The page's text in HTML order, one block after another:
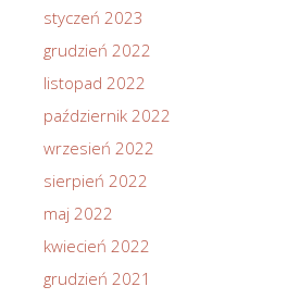
styczeń 2023
grudzień 2022
listopad 2022
październik 2022
wrzesień 2022
sierpień 2022
maj 2022
kwiecień 2022
grudzień 2021